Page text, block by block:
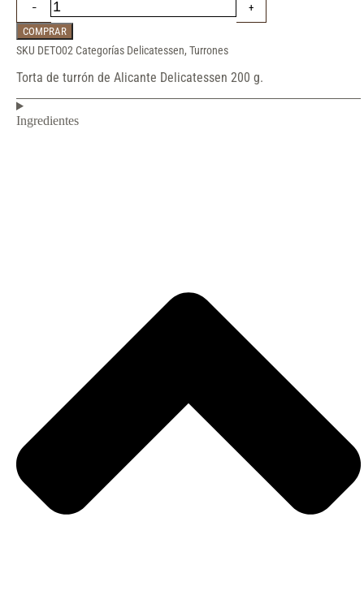
COMPRAR
SKU DETO02 Categorías Delicatessen, Turrones
Torta de turrón de Alicante Delicatessen 200 g.
Ingredientes